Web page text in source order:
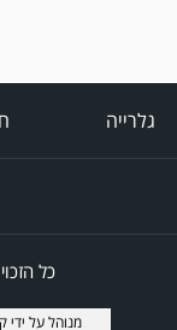
גלרייה
כל
מנוהל על ידי